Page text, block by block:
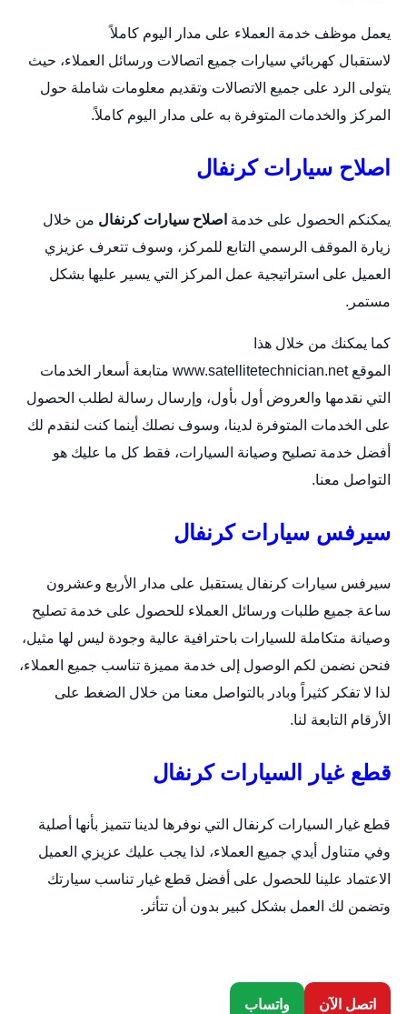
يعمل موظف خدمة العملاء على مدار اليوم كاملاً
لاستقبال كهربائي سيارات جميع اتصالات ورسائل العملاء، حيث
يتولى الرد على جميع الاتصالات وتقديم معلومات شاملة حول
المركز والخدمات المتوفرة به على مدار اليوم كاملاً.
اصلاح سيارات كرنفال
يمكنكم الحصول على خدمة اصلاح سيارات كرنفال من خلال
زيارة الموقف الرسمي التابع للمركز، وسوف تتعرف عزيزي
العميل على استراتيجية عمل المركز التي يسير عليها بشكل
مستمر.
كما يمكنك من خلال هذا
الموقعwww.satellitetechnician.netمتابعة أسعار الخدمات
التي نقدمها والعروض أول بأول، وإرسال رسالة لطلب الحصول
على الخدمات المتوفرة لدينا، وسوف نصلك أينما كنت لنقدم لك
أفضل خدمة تصليح وصيانة السيارات، فقط كل ما عليك هو
التواصل معنا.
سيرفس سيارات كرنفال
سيرفس سيارات كرنفال يستقبل على مدار الأربع وعشرون
ساعة جميع طلبات ورسائل العملاء للحصول على خدمة تصليح
وصيانة متكاملة للسيارات باحترافية عالية وجودة ليس لها مثيل،
فنحن نضمن لكم الوصول إلى خدمة مميزة تناسب جميع العملاء،
لذا لا تفكر كثيراً وبادر بالتواصل معنا من خلال الضغط على
الأرقام التابعة لنا.
قطع غيار السيارات كرنفال
قطع غيار السيارات كرنفال التي نوفرها لدينا تتميز بأنها أصلية
وفي متناول أيدي جميع العملاء، لذا يجب عليك عزيزي العميل
الاعتماد علينا للحصول على أفضل قطع غيار تناسب سيارتك
وتضمن لك العمل بشكل كبير بدون أن تتأثر.
اتصل الآن واتساب